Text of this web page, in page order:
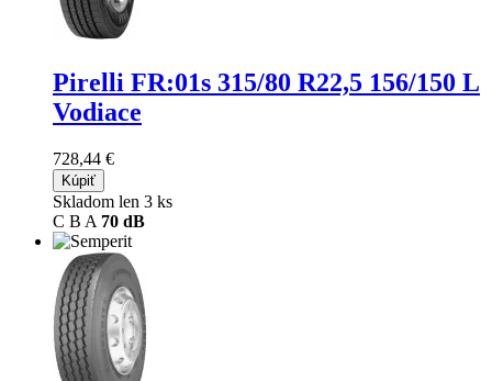
Pirelli FR:01s 315/80 R22,5 156/150 L
Vodiace
728,44 €
Kúpiť
Skladom len 3 ks
C B A 70 dB